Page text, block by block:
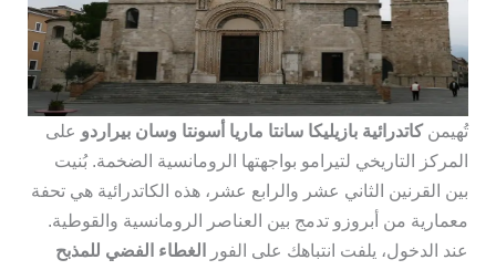
تُهيمنكاتدرائية بازيليكا سانتا ماريا أسونتا وسان بيراردو على
المركز التاريخي لتيرامو بواجهتها الرومانسية الضخمة. بُنيت
بين القرنين الثاني عشر والرابع عشر، هذه الكاتدرائية هي تحفة
معمارية من أبروزو تدمج بين العناصر الرومانسية والقوطية.
عند الدخول، يلفت انتباهك على الفور
الغطاء الفضي للمذبح